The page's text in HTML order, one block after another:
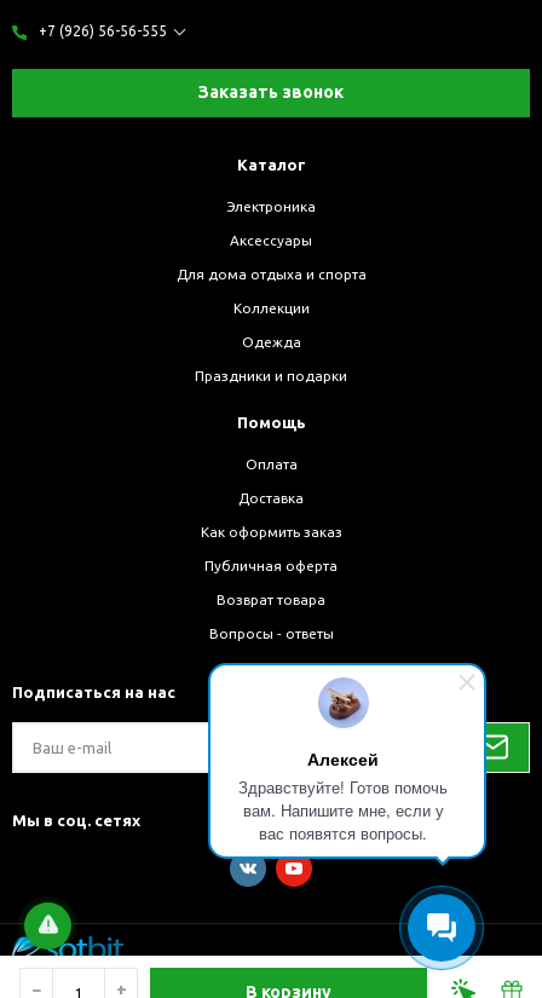
Алексей
Здравствуйте! Готов помочь
вам. Напишите мне, если у
вас появятся вопросы.
− + В корзину
+7 (926) 56-56-555
Заказать звонок
Каталог
Электроника
Аксессуары
Для дома отдыха и спорта
Коллекции
Одежда
Праздники и подарки
Помощь
Оплата
Доставка
Как оформить заказ
Публичная оферта
Возврат товара
Вопросы - ответы
Подписаться на нас
Мы в соц. сетях